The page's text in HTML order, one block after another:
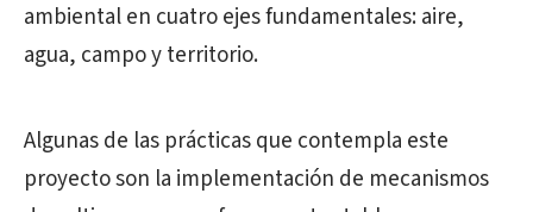
ambiental en cuatro ejes fundamentales: aire,
agua, campo y territorio.
Algunas de las prácticas que contempla este
proyecto son la implementación de mecanismos